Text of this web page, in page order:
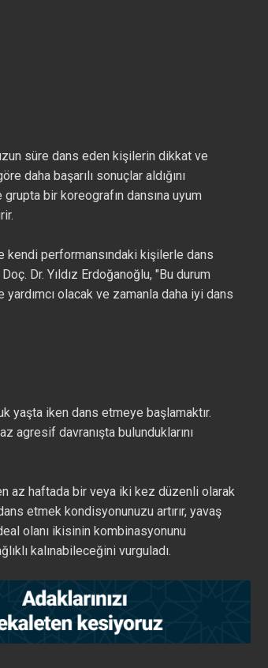
süre dans eden kişilerin dikkat ve
daha başarılı sonuçlar aldığını
bir koreografın dansına uyum
kendi performansındaki kişilerle dans
Dr. Yıldız Erdoğanoğlu, "Bu durum
yardımcı olacak ve zamanla daha iyi dans
yaşta iken dans etmeye başlamaktır.
agresif davranışta bulunduklarını
az haftada bir veya iki kez düzenli olarak
etmek kondisyonunuzu artırır, yavaş
olanı ikisinin kombinasyonunu
kalınabileceğini vurguladı.